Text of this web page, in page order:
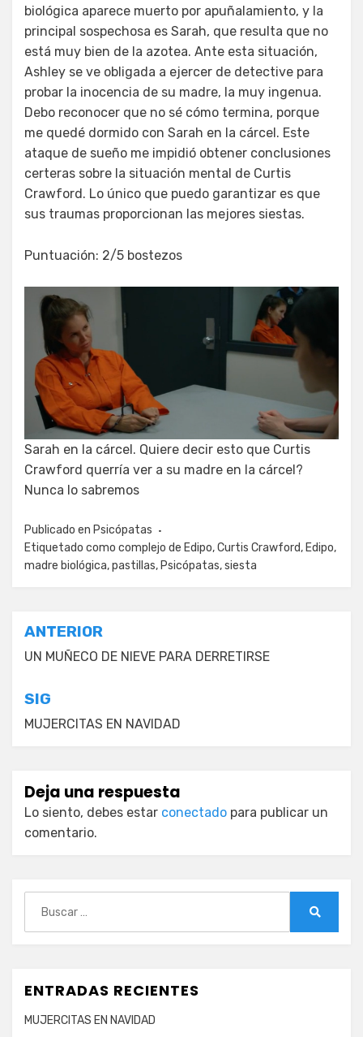
biológica aparece muerto por apuñalamiento, y la
principal sospechosa es Sarah, que resulta que no
está muy bien de la azotea. Ante esta situación,
Ashley se ve obligada a ejercer de detective para
probar la inocencia de su madre, la muy ingenua.
Debo reconocer que no sé cómo termina, porque
me quedé dormido con Sarah en la cárcel. Este
ataque de sueño me impidió obtener conclusiones
certeras sobre la situación mental de Curtis
Crawford. Lo único que puedo garantizar es que
sus traumas proporcionan las mejores siestas.
Puntuación: 2/5 bostezos
Sarah en la cárcel. Quiere decir esto que Curtis
Crawford querría ver a su madre en la cárcel?
Nunca lo sabremos
Publicado en Psicópatas
Etiquetado como complejo de Edipo,Curtis Crawford, Edipo,
madre biológica,pastillas, Psicópatas,siesta
Navegación
de
entradas
ANTERIOR
UN MUÑECO DE NIEVE PARA DERRETIRSE
SIG
MUJERCITAS EN NAVIDAD
Deja una respuesta
Lo siento, debes estar conectado para publicar un
comentario.
ENTRADAS RECIENTES
MUJERCITAS EN NAVIDAD